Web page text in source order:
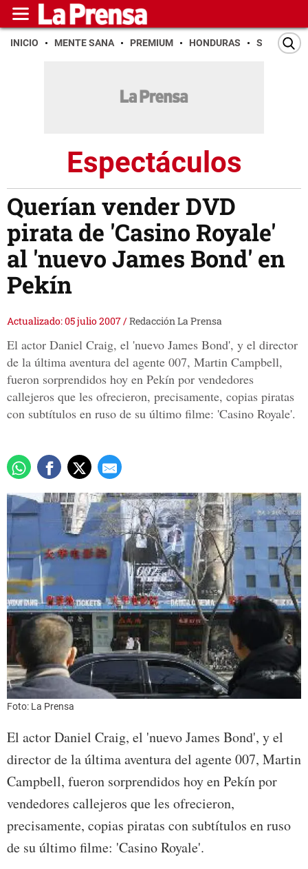
INICIO MENTE SANA PREMIUM HONDURAS SAN PEDRO
Espectáculos
Querían vender DVD
pirata de 'Casino Royale'
al 'nuevo James Bond' en
Pekín
Actualizado: 05 julio 2007/Redacción La Prensa
El actor Daniel Craig, el 'nuevo James Bond', y el director
de la última aventura del agente 007, Martin Campbell,
fueron sorprendidos hoy en Pekín por vendedores
callejeros que les ofrecieron, precisamente, copias piratas
con subtítulos en ruso de su último filme: 'Casino Royale'.
Foto: La Prensa
El actor Daniel Craig, el 'nuevo James Bond', y el
director de la última aventura del agente 007, Martin
Campbell, fueron sorprendidos hoy en Pekín por
vendedores callejeros que les ofrecieron,
precisamente, copias piratas con subtítulos en ruso
de su último filme: 'Casino Royale'.